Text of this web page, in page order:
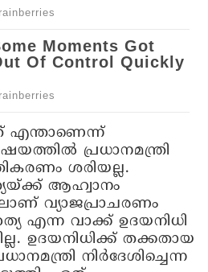
എന്താണെന്ന്
പ്രധാനമന്ത്രി
ശരിയല്ല.
ആഹ്വാനം
വ്യാജപ്രാചരണം
എന്ന വാക്ക് ഉദയനിധി
ഉദയനിധിക്ക് തക്കതായ
നിര്‍ദേശിച്ചെന്ന